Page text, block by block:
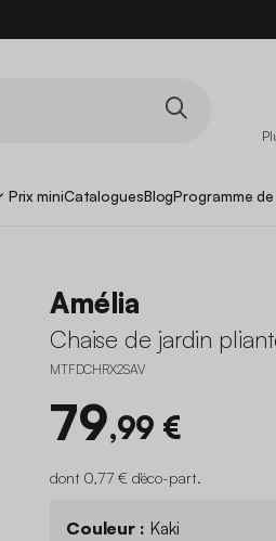
Prix miniCataloguesBlogProgramme
Amélia
Chaise de jardin
MTFDCHRX2SAV
79,99 €
dont 0,77 € d'éco-part.
Couleur : Kaki